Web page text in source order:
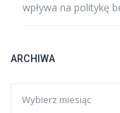
wpływa na politykę
ARCHIWA